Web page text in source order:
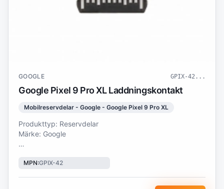
GOOGLE GPIX-42 ...
Google Pixel 9 Pro XL Laddningskontakt
Mobilreservdelar - Google - Google Pixel 9 Pro XL
Produkttyp: Reservdelar
Märke: Google
smartphones laddningsfunktion med en högkvalitativ
pålitlig integration, säkerställer denna reservdel stabil
MPN:GPIX-42